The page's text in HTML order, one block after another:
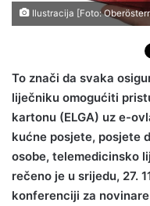
Ilustracija [Foto:
To znači da svaka
liječniku omogućiti
kartonu (ELGA) uz e-
kućne posjete, posjete
osobe, telemedicinsko
rečeno je u srijedu, 27.
konferenciji za